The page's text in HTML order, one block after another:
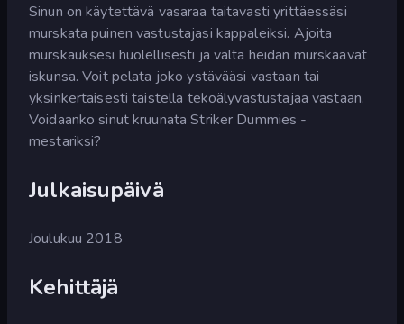
Sinun on käytettävä vasaraa taitavasti yrittäessäsi
murskata puinen vastustajasi kappaleiksi. Ajoita
murskauksesi huolellisesti ja vältä heidän murskaavat
iskunsa. Voit pelata joko ystävääsi vastaan tai
yksinkertaisesti taistella tekoälyvastustajaa vastaan.
Voidaanko sinut kruunata Striker Dummies -
mestariksi?
Julkaisupäivä
Joulukuu 2018
Kehittäjä